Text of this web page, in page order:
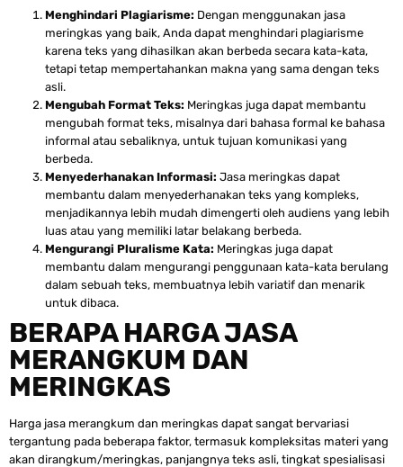
Menghindari Plagiarisme: Dengan menggunakan jasa
meringkas yang baik, Anda dapat menghindari plagiarisme
karena teks yang dihasilkan akan berbeda secara kata-kata,
tetapi tetap mempertahankan makna yang sama dengan teks
asli.
Mengubah Format Teks: Meringkas juga dapat membantu
mengubah format teks, misalnya dari bahasa formal ke bahasa
informal atau sebaliknya, untuk tujuan komunikasi yang
berbeda.
Menyederhanakan Informasi: Jasa meringkas dapat
membantu dalam menyederhanakan teks yang kompleks,
menjadikannya lebih mudah dimengerti oleh audiens yang lebih
luas atau yang memiliki latar belakang berbeda.
Mengurangi Pluralisme Kata: Meringkas juga dapat
membantu dalam mengurangi penggunaan kata-kata berulang
dalam sebuah teks, membuatnya lebih variatif dan menarik
untuk dibaca.
BERAPA HARGA JASA
MERANGKUM DAN
MERINGKAS
Harga jasa merangkum dan meringkas dapat sangat bervariasi
tergantung pada beberapa faktor, termasuk kompleksitas materi yang
akan dirangkum/meringkas, panjangnya teks asli, tingkat spesialisasi